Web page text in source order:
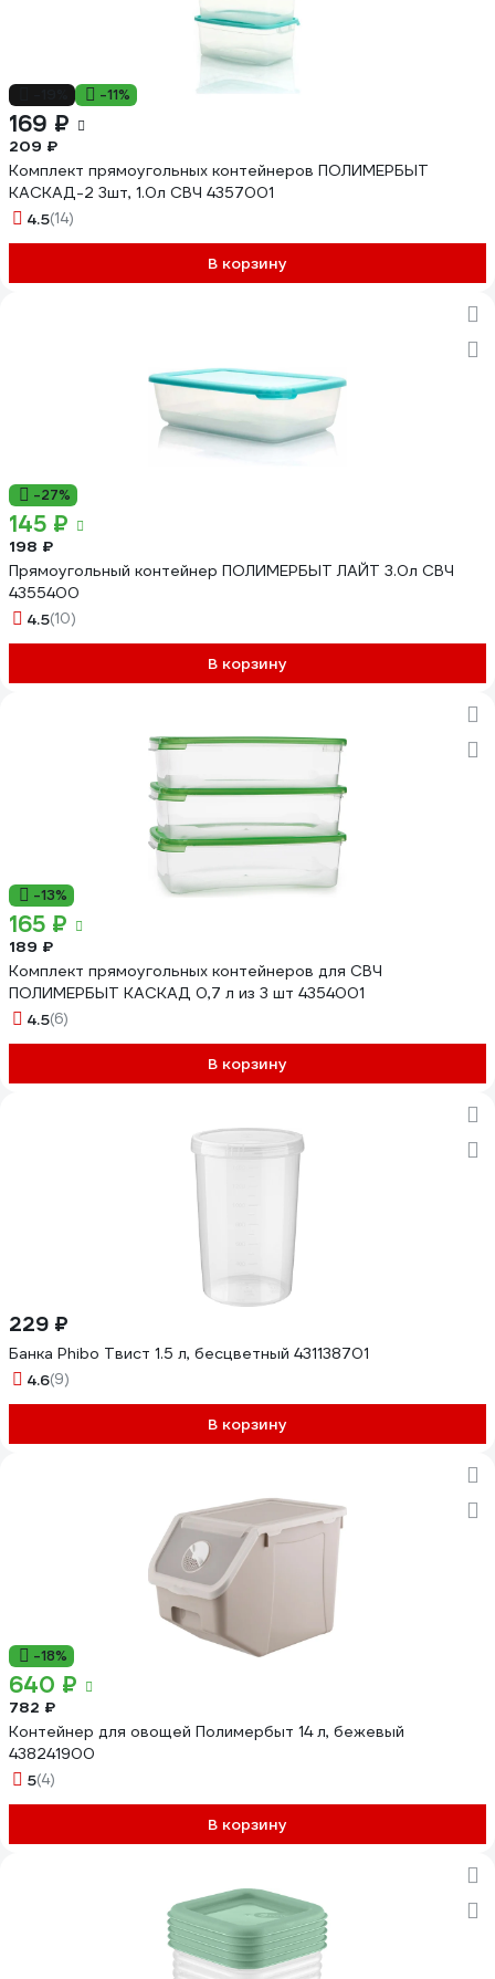
-11%
169 ₽
209 ₽
Комплект прямоугольных контейнеров ПОЛИМЕРБЫТ
КАСКАД-2 3шт, 1.0л СВЧ 4357001
4.5(14)
В корзину
-27%
145 ₽
198 ₽
Прямоугольный контейнер ПОЛИМЕРБЫТ ЛАЙТ 3.0л СВЧ
4355400
4.5(10)
В корзину
-13%
165 ₽
189 ₽
Комплект прямоугольных контейнеров для СВЧ
ПОЛИМЕРБЫТ КАСКАД 0,7 л из 3 шт 4354001
4.5(6)
В корзину
229 ₽
Банка Phibo Твист 1.5 л, бесцветный 431138701
4.6(9)
В корзину
-18%
640 ₽
782 ₽
Контейнер для овощей Полимербыт 14 л, бежевый
438241900
5(4)
В корзину